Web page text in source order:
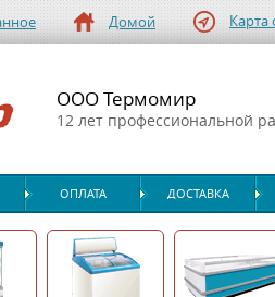
Домой Карта
ООО Термомир
12 лет профессиональной
ОПЛАТА ДОСТАВКА